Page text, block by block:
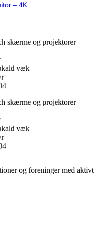
– 4K
skærme og projektorer
væk
skærme og projektorer
væk
og foreninger med aktivt